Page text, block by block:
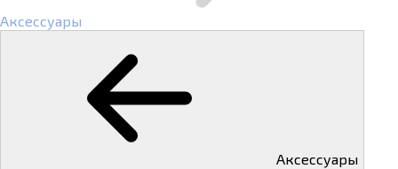
Аксессуары
Аксессуары